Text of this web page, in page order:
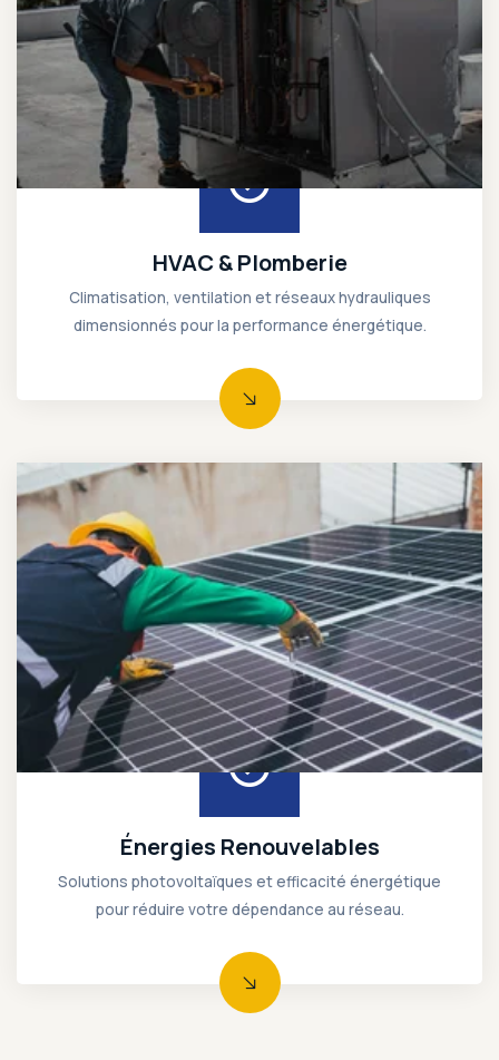
HVAC & Plomberie
Climatisation, ventilation et réseaux hydrauliques
dimensionnés pour la performance énergétique.
Énergies Renouvelables
Solutions photovoltaïques et efficacité énergétique
pour réduire votre dépendance au réseau.